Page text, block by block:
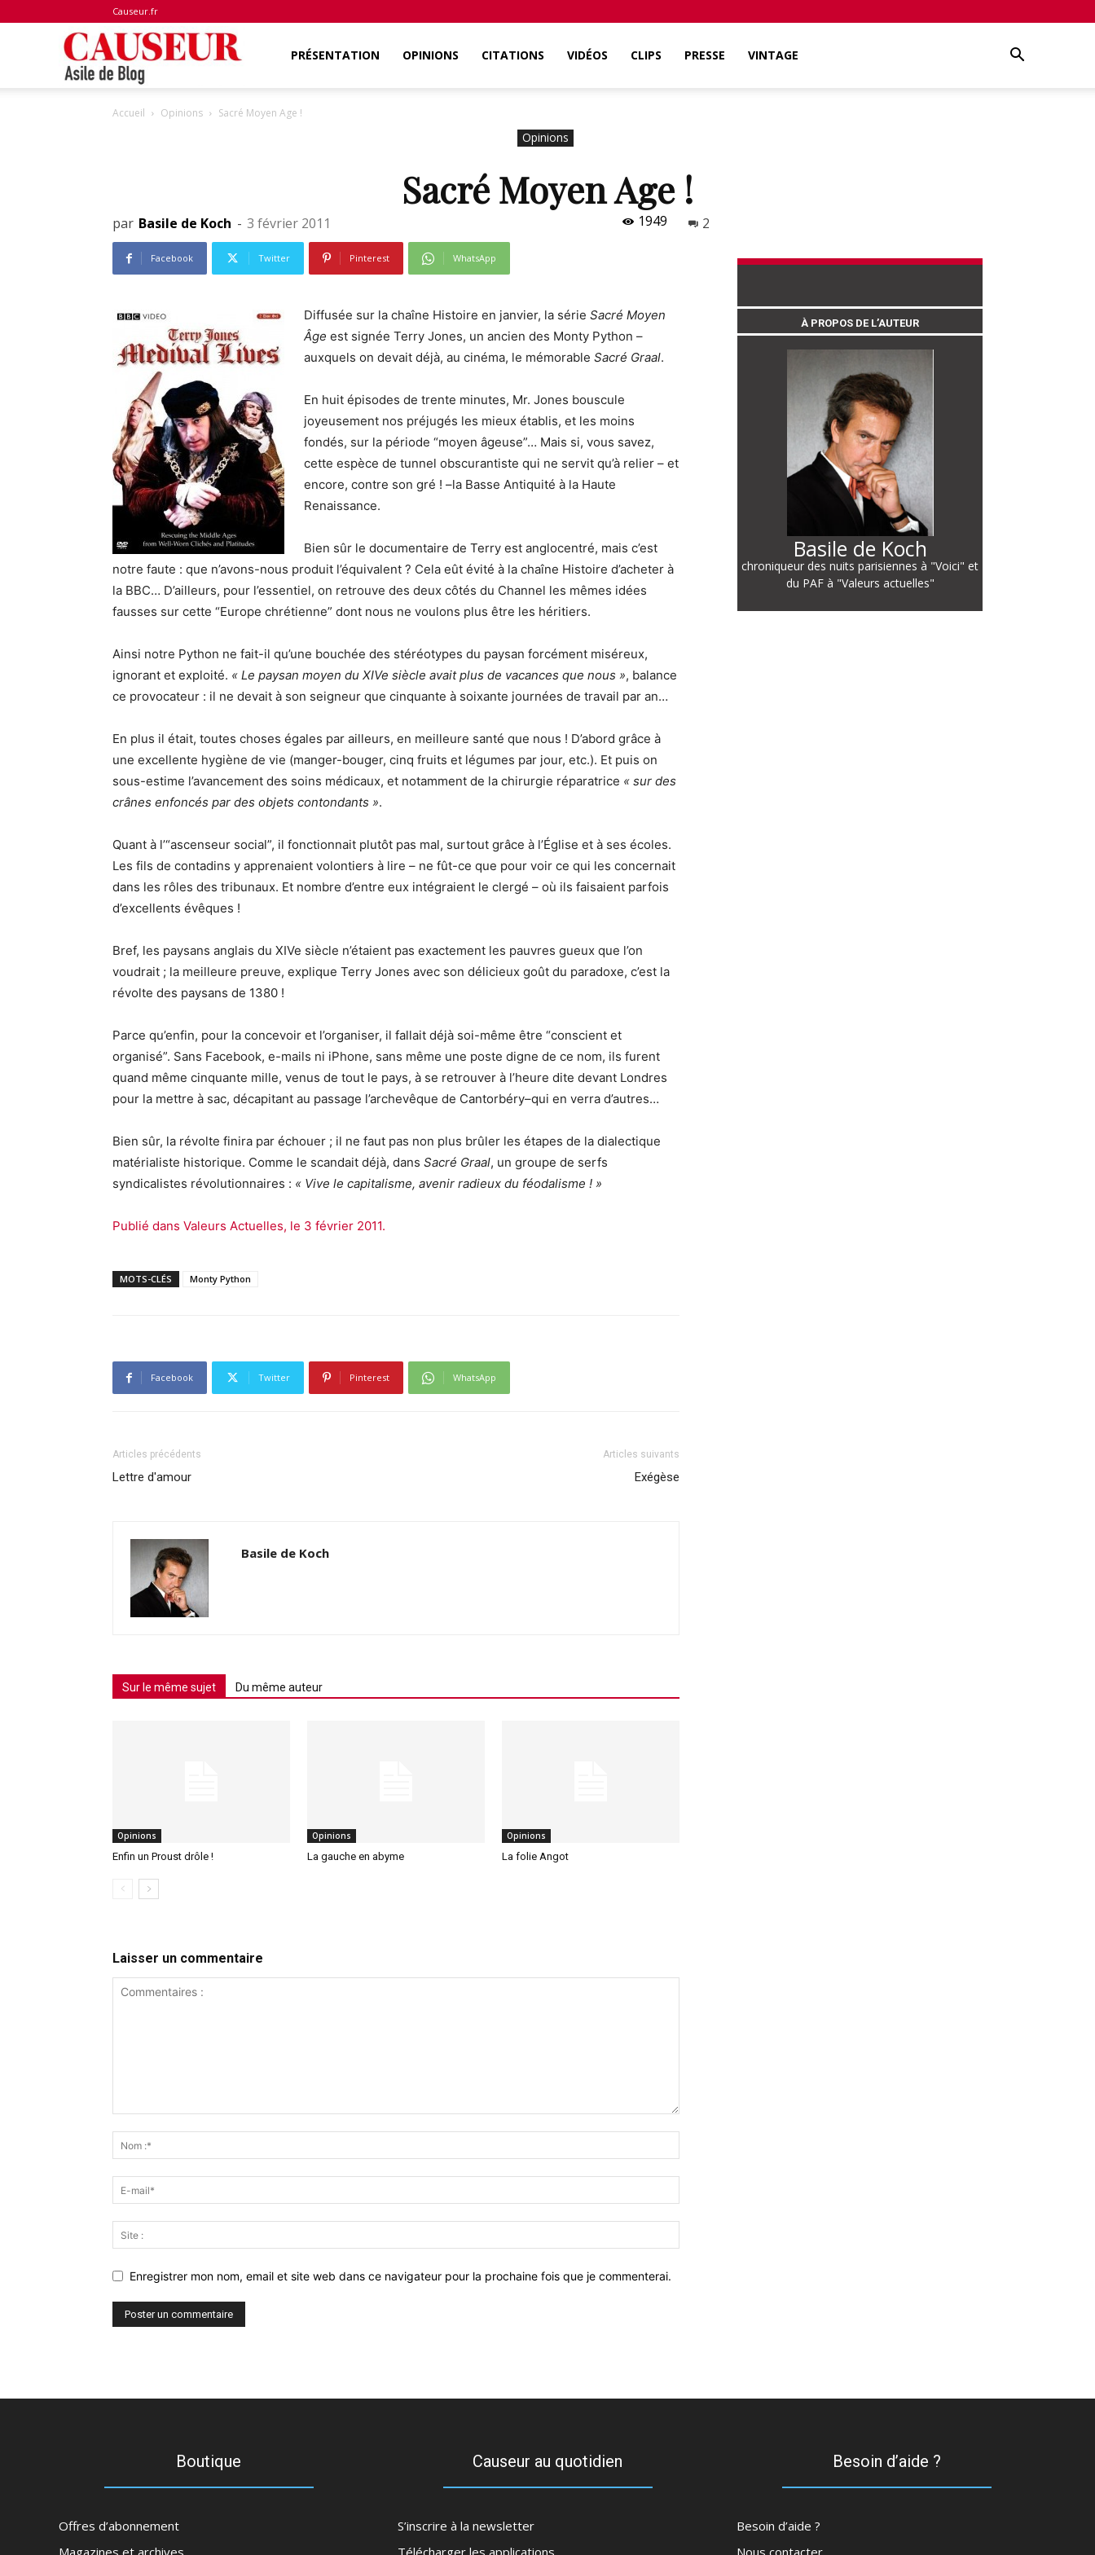
Causeur.fr
de
PRÉSENTATION OPINIONS CITATIONS VIDÉOS CLIPS PRESSE VINTAGE
Accueil Opinions Sacré Moyen Age !
Opinions
Sacré Moyen Age !
par Basile de Koch - 3 février 2011 1949 2
Facebook Twitter Pinterest WhatsApp
Diffusée sur la chaîne Histoire en janvier, la série Sacré Moyen
Âge est signée Terry Jones, un ancien des Monty Python –
auxquels on devait déjà, au cinéma, le mémorable Sacré Graal.
En huit épisodes de trente minutes, Mr. Jones bouscule
joyeusement nos préjugés les mieux établis, et les moins
fondés, sur la période “moyen âgeuse”… Mais si, vous savez,
cette espèce de tunnel obscurantiste qui ne servit qu’à relier – et
encore, contre son gré ! –la Basse Antiquité à la Haute
Renaissance.
Bien sûr le documentaire de Terry est anglocentré, mais c’est
notre faute : que n’avons-nous produit l’équivalent ? Cela eût évité à la chaîne Histoire d’acheter à
la BBC… D’ailleurs, pour l’essentiel, on retrouve des deux côtés du Channel les mêmes idées
fausses sur cette “Europe chrétienne” dont nous ne voulons plus être les héritiers.
Ainsi notre Python ne fait-il qu’une bouchée des stéréotypes du paysan forcément miséreux,
ignorant et exploité. « Le paysan moyen du XIVe siècle avait plus de vacances que nous », balance
ce provocateur : il ne devait à son seigneur que cinquante à soixante journées de travail par an…
En plus il était, toutes choses égales par ailleurs, en meilleure santé que nous ! D’abord grâce à
une excellente hygiène de vie (manger-bouger, cinq fruits et légumes par jour, etc.). Et puis on
sous-estime l’avancement des soins médicaux, et notamment de la chirurgie réparatrice « sur des
crânes enfoncés par des objets contondants ».
Quant à l’“ascenseur social”, il fonctionnait plutôt pas mal, surtout grâce à l’Église et à ses écoles.
Les fils de contadins y apprenaient volontiers à lire – ne fût-ce que pour voir ce qui les concernait
dans les rôles des tribunaux. Et nombre d’entre eux intégraient le clergé – où ils faisaient parfois
d’excellents évêques !
Bref, les paysans anglais du XIVe siècle n’étaient pas exactement les pauvres gueux que l’on
voudrait ; la meilleure preuve, explique Terry Jones avec son délicieux goût du paradoxe, c’est la
révolte des paysans de 1380 !
Parce qu’enfin, pour la concevoir et l’organiser, il fallait déjà soi-même être “conscient et
organisé”. Sans Facebook, e-mails ni iPhone, sans même une poste digne de ce nom, ils furent
quand même cinquante mille, venus de tout le pays, à se retrouver à l’heure dite devant Londres
pour la mettre à sac, décapitant au passage l’archevêque de Cantorbéry–qui en verra d’autres…
Bien sûr, la révolte finira par échouer ; il ne faut pas non plus brûler les étapes de la dialectique
matérialiste historique. Comme le scandait déjà, dans Sacré Graal, un groupe de serfs
syndicalistes révolutionnaires : « Vive le capitalisme, avenir radieux du féodalisme ! »
Publié dans Valeurs Actuelles, le 3 février 2011.
MOTS-CLÉS Monty Python
Facebook Twitter Pinterest WhatsApp
Articles précédents
Lettre d'amour
Articles suivants
Exégèse
Basile de Koch
Sur le même sujet Du même auteur
Opinions
Enfin un Proust drôle !
Opinions
La gauche en abyme
Opinions
La folie Angot
Laisser un commentaire
Enregistrer mon nom, email et site web dans ce navigateur pour la prochaine fois que je commenterai.
À PROPOS DE L’AUTEUR
Basile de Koch
chroniqueur des nuits parisiennes à "Voici" et
du PAF à "Valeurs actuelles"
Boutique
Offres d’abonnement
Magazines et archives
Causeur au quotidien
S’inscrire à la newsletter
Télécharger les applications
Besoin d’aide ?
Besoin d’aide ?
Nous contacter